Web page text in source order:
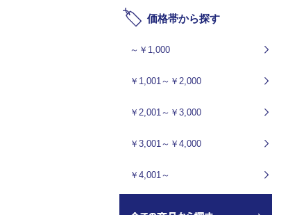
価格帯から探す
～￥1,000
￥1,001～￥2,000
￥2,001～￥3,000
￥3,001～￥4,000
￥4,001～